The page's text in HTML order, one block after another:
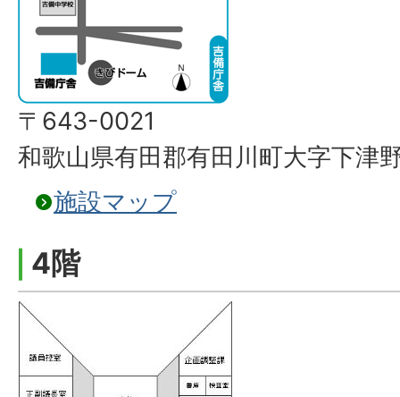
〒643-0021
和歌山県有田郡有田川町大字下津
施設マップ
4階